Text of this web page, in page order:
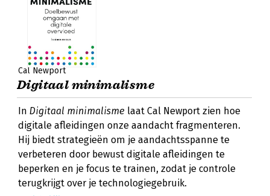
Cal Newport
Digitaal minimalisme
In Digitaal minimalisme laat Cal Newport zien hoe
digitale afleidingen onze aandacht fragmenteren.
Hij biedt strategieën om je aandachtsspanne te
verbeteren door bewust digitale afleidingen te
beperken en je focus te trainen, zodat je controle
terugkrijgt over je technologiegebruik.